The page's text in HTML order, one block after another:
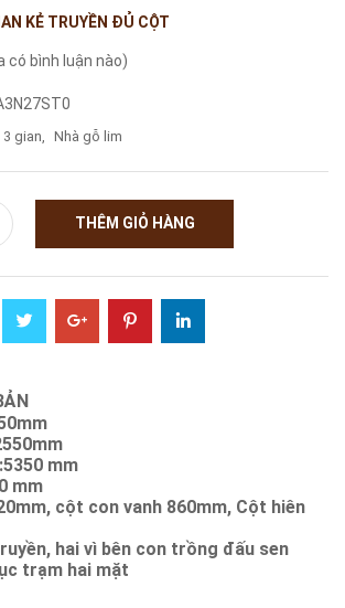
KẺ TRUYỀN ĐỦ CỘT
có bình luận nào)
gian, Nhà gỗ lim
THÊM GIỎ HÀNG
mm
mm
cột con vanh 860mm, Cột hiên
hai vì bên con trồng đấu sen
trạm hai mặt